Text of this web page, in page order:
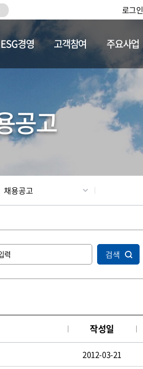
로그인
채용정보
ESG경영 고객참여 주요사업
공고
채용공고
검색
작성일
2012-03-21